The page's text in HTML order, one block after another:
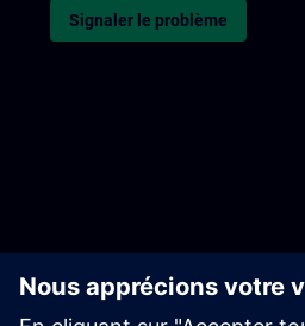
Signaler le problème